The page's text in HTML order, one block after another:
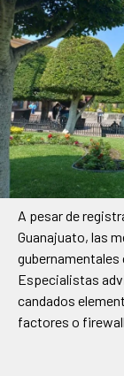
A pesar de
Guanajuato, las
Especialistas
candados
factores o